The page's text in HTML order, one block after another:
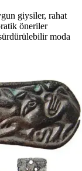
giysiler, rahat
öneriler
moda